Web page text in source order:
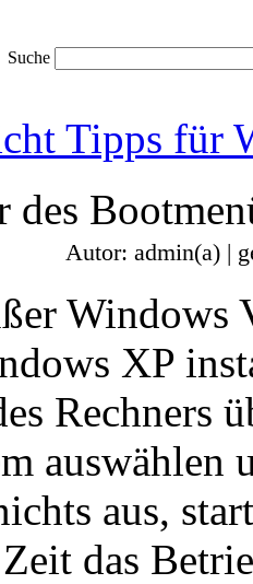
Suche
Tipps für
des
Autor: admin(a) |
XP
Rechners
auswählen
aus,
das